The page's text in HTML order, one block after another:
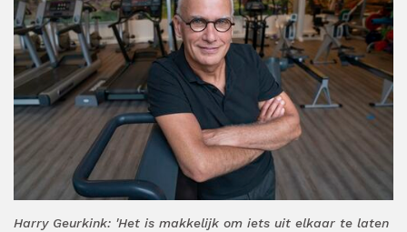
Harry Geurkink: 'Het is makkelijk om iets uit elkaar te laten